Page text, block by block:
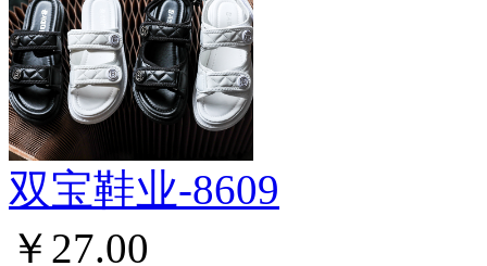
双宝鞋业-8609
￥27.00